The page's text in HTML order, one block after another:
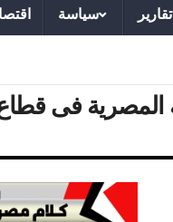
تقارير سياسة
المصرية فى